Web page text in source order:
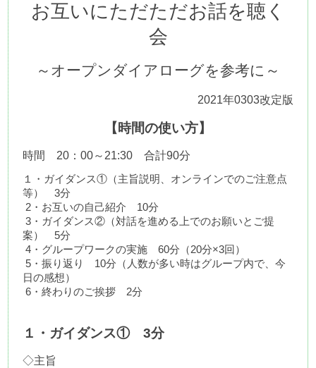
お互いにただただお話を聴く
会
～オープンダイアローグを参考に～
2021年0303改定版
【時間の使い方】
時間　20：00～21:30　合計90分
１・ガイダンス①（主旨説明、オンラインでのご注意点
等）　3分
2・お互いの自己紹介　10分
3・ガイダンス②（対話を進める上でのお願いとご提
案）　5分
4・グループワークの実施　60分（20分×3回）
5・振り返り　10分（人数が多い時はグループ内で、今
日の感想）
6・終わりのご挨拶　2分
１・ガイダンス①　3分
◇主旨